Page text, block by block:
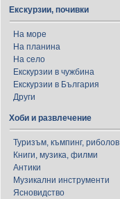
Екскурзии, почивки
На море
На планина
На село
Екскурзии в чужбина
Екскурзии в България
Други
Хоби и развлечение
Туризъм, къмпинг, риболов
Книги, музика, филми
Антики
Музикални инструменти
Ясновидство